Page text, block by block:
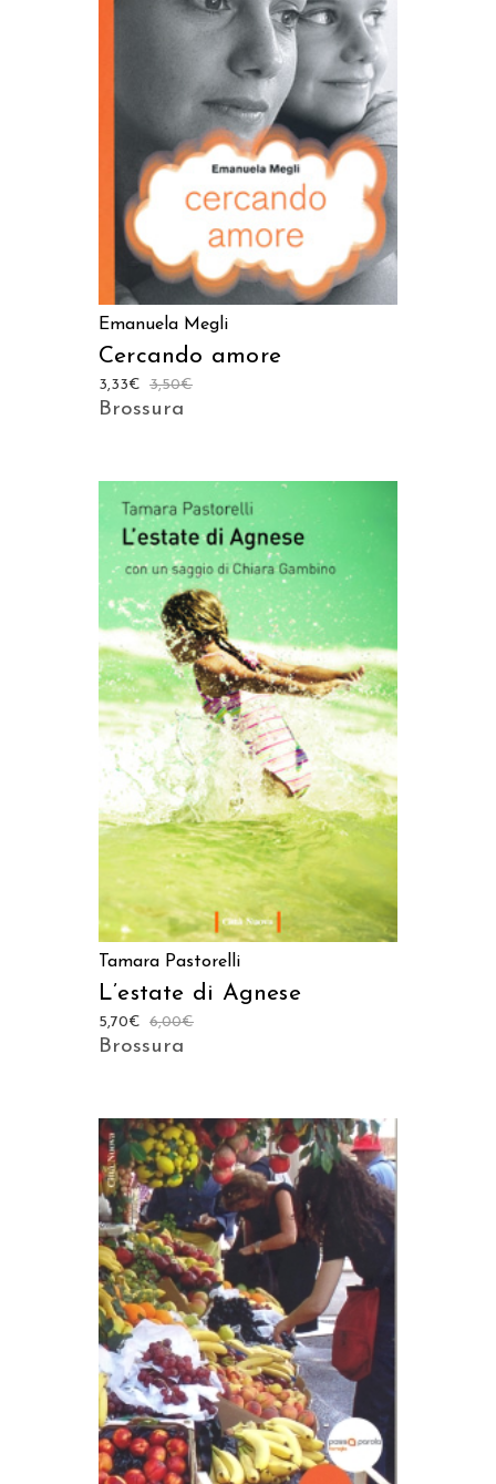
LEGGI TUTTO
Emanuela Megli
Cercando amore
3,50€
3,33€
Brossura
AGGIUNGI AL CARRELLO
Tamara Pastorelli
L’estate di Agnese
6,00€
5,70€
Brossura
AGGIUNGI AL CARRELLO